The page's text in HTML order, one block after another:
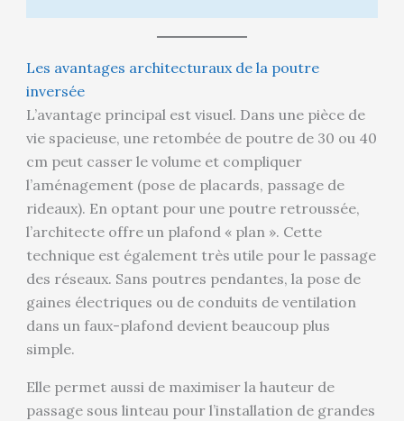
Les avantages architecturaux de la poutre
inversée
L’avantage principal est visuel. Dans une pièce de
vie spacieuse, une retombée de poutre de 30 ou 40
cm peut casser le volume et compliquer
l’aménagement (pose de placards, passage de
rideaux). En optant pour une poutre retroussée,
l’architecte offre un plafond « plan ». Cette
technique est également très utile pour le passage
des réseaux. Sans poutres pendantes, la pose de
gaines électriques ou de conduits de ventilation
dans un faux-plafond devient beaucoup plus
simple.
Elle permet aussi de maximiser la hauteur de
passage sous linteau pour l’installation de grandes